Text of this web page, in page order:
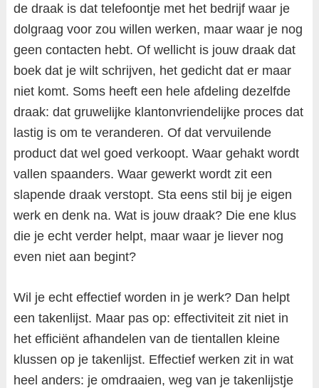
de draak is dat telefoontje met het bedrijf waar je
dolgraag voor zou willen werken, maar waar je nog
geen contacten hebt. Of wellicht is jouw draak dat
boek dat je wilt schrijven, het gedicht dat er maar
niet komt. Soms heeft een hele afdeling dezelfde
draak: dat gruwelijke klantonvriendelijke proces dat
lastig is om te veranderen. Of dat vervuilende
product dat wel goed verkoopt. Waar gehakt wordt
vallen spaanders. Waar gewerkt wordt zit een
slapende draak verstopt. Sta eens stil bij je eigen
werk en denk na. Wat is jouw draak? Die ene klus
die je echt verder helpt, maar waar je liever nog
even niet aan begint?
Wil je echt effectief worden in je werk? Dan helpt
een takenlijst. Maar pas op: effectiviteit zit niet in
het efficiënt afhandelen van de tientallen kleine
klussen op je takenlijst. Effectief werken zit in wat
heel anders: je omdraaien, weg van je takenlijstje